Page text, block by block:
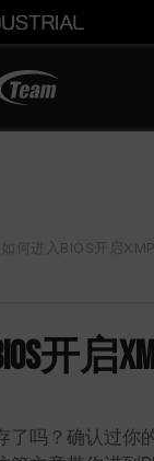
如何进入BIOS开启
开启
了吗？确认过